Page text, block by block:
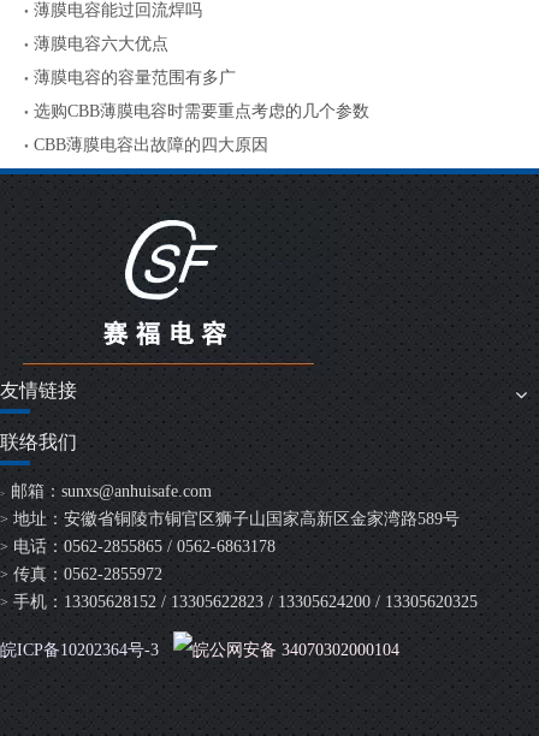
薄膜电容能过回流焊吗
薄膜电容六大优点
薄膜电容的容量范围有多广
选购CBB薄膜电容时需要重点考虑的几个参数
CBB薄膜电容出故障的四大原因
友情链接
联络我们
> 邮箱： sunxs@anhuisafe.com
> 地址：安徽省铜陵市铜官区狮子山国家高新区金家湾路589号
> 电话：0562-2855865 / 0562-6863178
> 传真：0562-2855972
> 手机：13305628152 / 13305622823 / 13305624200 / 13305620325
皖ICP备10202364号-3 皖公网安备 34070302000104